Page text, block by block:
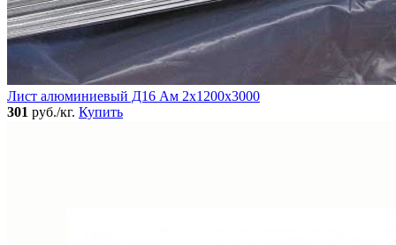
Лист алюминиевый Д16 Ам 2х1200х3000
301 руб./кг. Купить